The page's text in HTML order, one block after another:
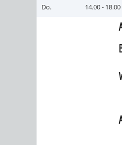
Do.
14.00 -